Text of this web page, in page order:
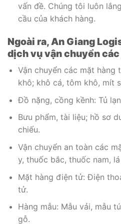
vấn đề. Chúng tôi luôn
cầu của khách hàng.
Ngoài ra, An Giang
dịch vụ vận chuyển các
Vận chuyển các mặt hàng
khô; khô cá, tôm khô, mít
Đồ nặng, cồng kềnh: Tủ
Bưu phẩm, tài liệu; hồ sơ
chiếu.
Vận chuyển an toàn các
y, thuốc bắc, thuốc nam,
Mặt hàng điện tử: Điện
tử.
Hàng mẫu: Mẫu vải, mẫu
gỗ.